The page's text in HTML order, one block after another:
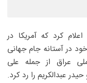
کرد که آمریکا در
در آستانه جام جهانی
تیم ملی عراق از جمله علی
عبدالکریم را رد کرد.